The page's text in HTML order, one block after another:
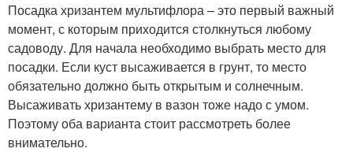
Посадка хризантем мультифлора – это первый важный
момент, с которым приходится столкнуться любому
садоводу. Для начала необходимо выбрать место для
посадки. Если куст высаживается в грунт, то место
обязательно должно быть открытым и солнечным.
Высаживать хризантему в вазон тоже надо с умом.
Поэтому оба варианта стоит рассмотреть более
внимательно.